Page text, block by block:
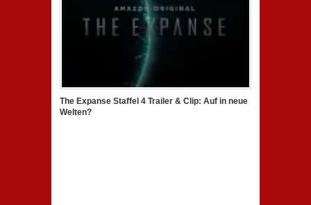
The Expanse Staffel 4 Trailer & Clip: Auf in neue
Welten?